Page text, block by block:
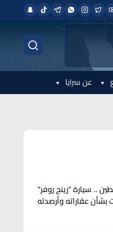
عن سرايا
"أغنى متسول" في فلسطين .. سيارة "رينج روفر"
عقاراته وأرصدته